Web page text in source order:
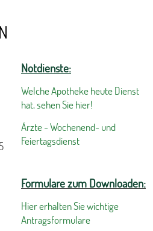
Notdienste:
Welche Apotheke heute Dienst
hat, sehen Sie hier!
Ärzte - Wochenend- und
Feiertagsdienst
Formulare zum Downloaden:
Hier erhalten Sie wichtige
Antragsformulare